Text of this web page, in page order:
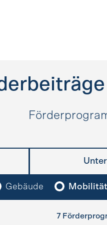
Gebäude Mobilität
7